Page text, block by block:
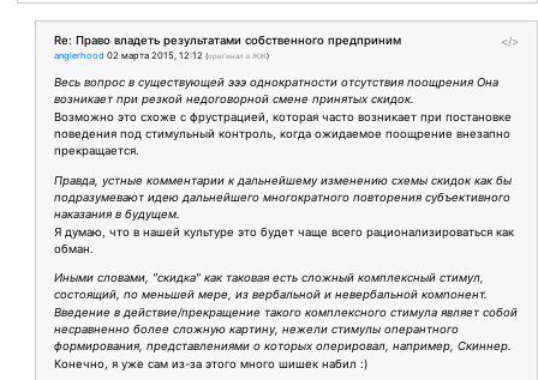
</>
Re: Право владеть результатами собственного предприним
anglerhood 02 марта 2015, 12:12 (оригинал в ЖЖ)
Весь вопрос в существующей эээ однократности отсутствия поощрения Она
возникает при резкой недоговорной смене принятых скидок.
Возможно это схоже с фрустрацией, которая часто возникает при постановке
поведения под стимульный контроль, когда ожидаемое поощрение внезапно
прекращается.
Правда, устные комментарии к дальнейшему изменению схемы скидок как бы
подразумевают идею дальнейшего многократного повторения субъективного
наказания в будущем.
Я думаю, что в нашей культуре это будет чаще всего рационализироваться как
обман.
Иными словами, "скидка" как таковая есть сложный комплексный стимул,
состоящий, по меньшей мере, из вербальной и невербальной компонент.
Введение в действие/прекращение такого комплексного стимула являет собой
несравненно более сложную картину, нежели стимулы оперантного
формирования, представлениями о которых оперировал, например, Скиннер.
Конечно, я уже сам из-за этого много шишек набил :)